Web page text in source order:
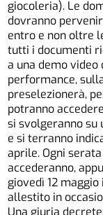
giocoleria). Le
dovranno
entro e non oltre
tutti i documenti
a una demo
performance,
preselezionerà,
potranno
si svolgeranno su
e si terranno
aprile. Ogni
accederanno,
giovedì 12
allestito in
Una giuria